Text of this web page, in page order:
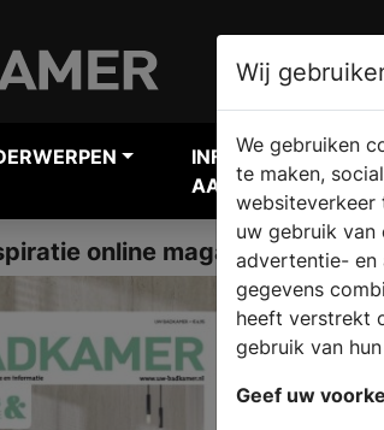
INFORMATIE
AANVRAGEN
online magazine
Wij
We gebruiken
te maken,
websiteverkeer
uw gebruik van
advertentie- en
gegevens
heeft verstrekt
gebruik van
Geef uw